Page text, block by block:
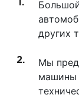
других
Мы
машины